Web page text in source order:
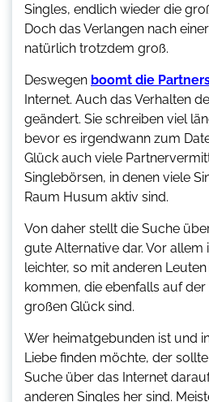
Singles, endlich wieder die
Doch das Verlangen nach
natürlich trotzdem groß.
Deswegen boomt die
Internet. Auch das Verhalten
geändert. Sie schreiben viel
bevor es irgendwann zum
Glück auch viele
Singlebörsen, in denen viele
Raum Husum aktiv sind.
Von daher stellt die Suche
gute Alternative dar. Vor allem
leichter, so mit anderen
kommen, die ebenfalls auf
großen Glück sind.
Wer heimatgebunden ist und
Liebe finden möchte, der
Suche über das Internet
anderen Singles her sind.